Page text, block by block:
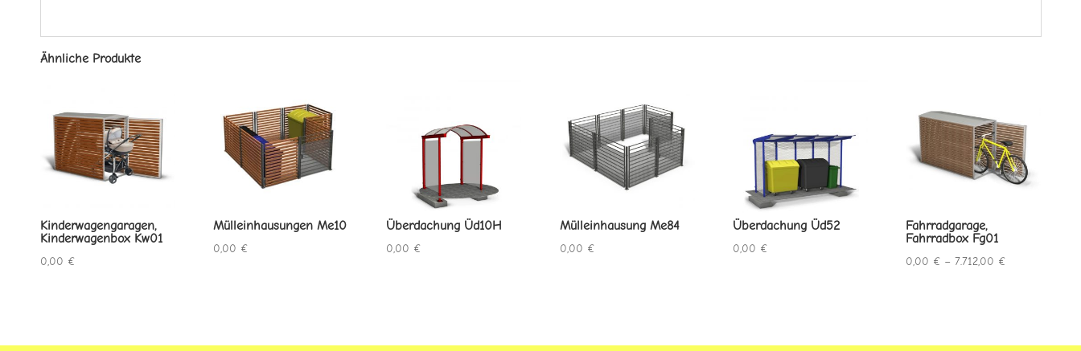
Ähnliche Produkte
Kinderwagengaragen,
Kinderwagenbox Kw01
0,00 €
Mülleinhausungen Me10
0,00 €
Überdachung Üd10H
0,00 €
Mülleinhausung Me84
0,00 €
Überdachung Üd52
0,00 €
Fahrradgarage,
Fahrradbox Fg01
0,00 € –7.712,00 €Preisspanne: